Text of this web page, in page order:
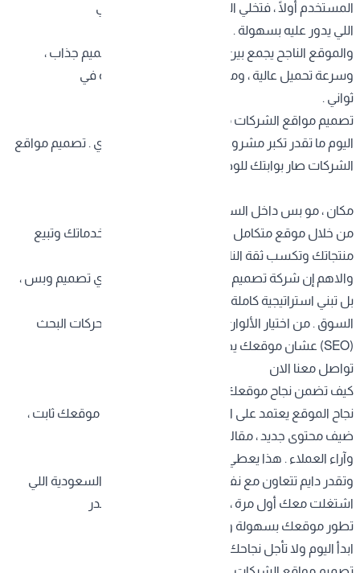
المستخدم أولًا ، فتخلي الزائر يتنقل بسلاسة ويلاقي
اللي يدور عليه بسهولة .
والموقع الناجح يجمع بين الجمال والوظيفة و التصميم جذاب ،
وسرعة تحميل عالية ، ومحتوى واضح يوصل الفكرة في
ثواني .
تصميم مواقع الشركات مفتاح التوسع والنمو
اليوم ما تقدر تكبر مشروعك بدون وجود رقمي قوي . تصميم مواقع
الشركات صار بوابتك للوصول لعملاء جدد في كل
مكان ، مو بس داخل السعودية ، حتى في الخارج .
من خلال موقع متكامل ومبني صح ، تقدر تسوق لخدماتك وتبيع
منتجاتك وتكسب ثقة الناس بكل سهولة .
والاهم إن شركة تصميم مواقع السعودية ما تسوي تصميم وبس ،
بل تبني استراتيجية كاملة تساعدك على النجاح في
السوق . من اختيار الألوان والخطوط إلى تحسين محركات البحث
(SEO) عشان موقعك يطلع في النتائج الأولى .
تواصل معنا الان
كيف تضمن نجاح موقعك بعد التصميم ؟
نجاح الموقع يعتمد على التحديث المستمر . لا تخلي موقعك ثابت ،
ضيف محتوى جديد ، مقالات ، صور من أعمالك ،
وآراء العملاء . هذا يعطي ثقة أكبر بين العملاء .
وتقدر دايم تتعاون مع نفس شركة تصميم مواقع السعودية اللي
اشتغلت معك أول مرة ، لأنها تعرف التفاصيل وتقدر
تطور موقعك بسهولة وتخليه دائمًا في القمة .
ابدأ اليوم ولا تأجل نجاحك